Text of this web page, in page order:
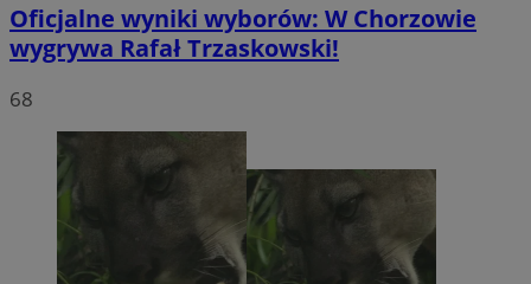
Oficjalne wyniki wyborów: W Chorzowie
wygrywa Rafał Trzaskowski!
68